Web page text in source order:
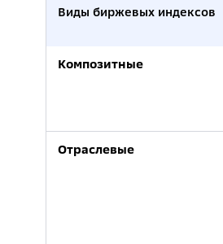
Виды биржевых индексов
Композитные
Отраслевые